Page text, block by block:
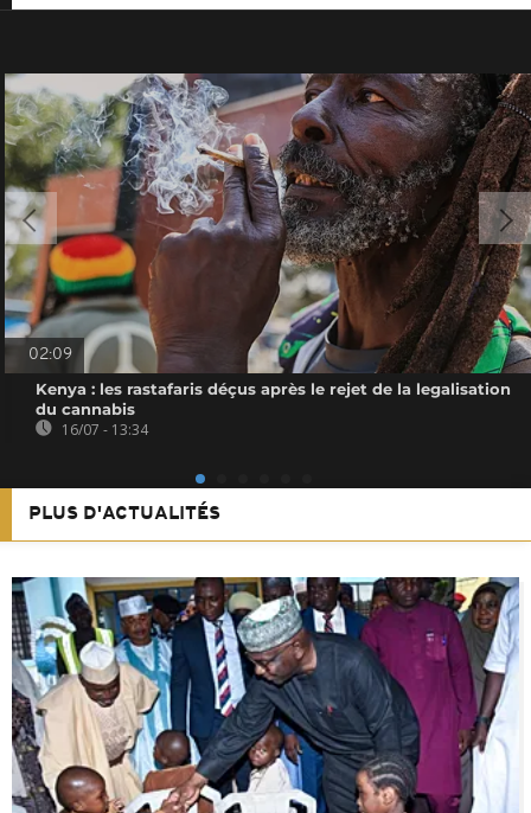
02:09
Kenya : les rastafaris déçus après le rejet de la legalisation
du cannabis
16/07 - 13:34
PLUS D'ACTUALITÉS